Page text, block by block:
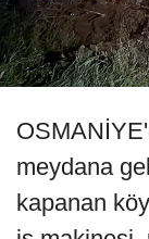
meydana
kapanan